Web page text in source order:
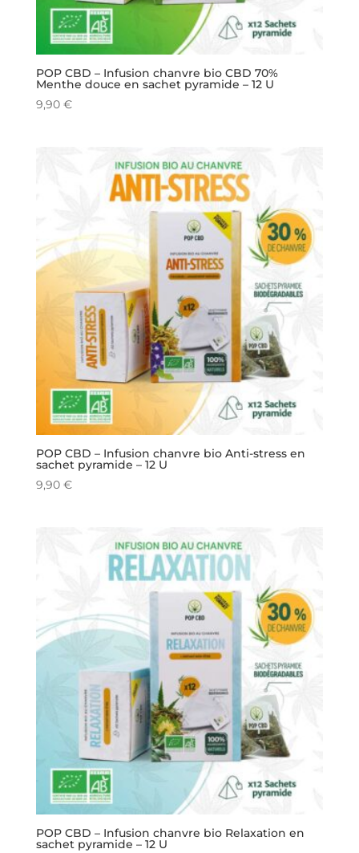
POP CBD – Infusion chanvre bio CBD 70%
Menthe douce en sachet pyramide – 12 U
9,90 €
POP CBD – Infusion chanvre bio Anti-stress en
sachet pyramide – 12 U
9,90 €
POP CBD – Infusion chanvre bio Relaxation en
sachet pyramide – 12 U